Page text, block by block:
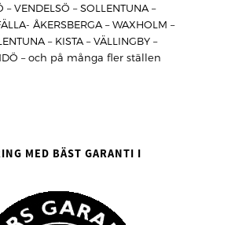
– VENDELSÖ – SOLLENTUNA –
ÅKERSBERGA – WAXHOLM –
– KISTA – VÄLLINGBY –
– och på många fler ställen
MED BÄST GARANTI I